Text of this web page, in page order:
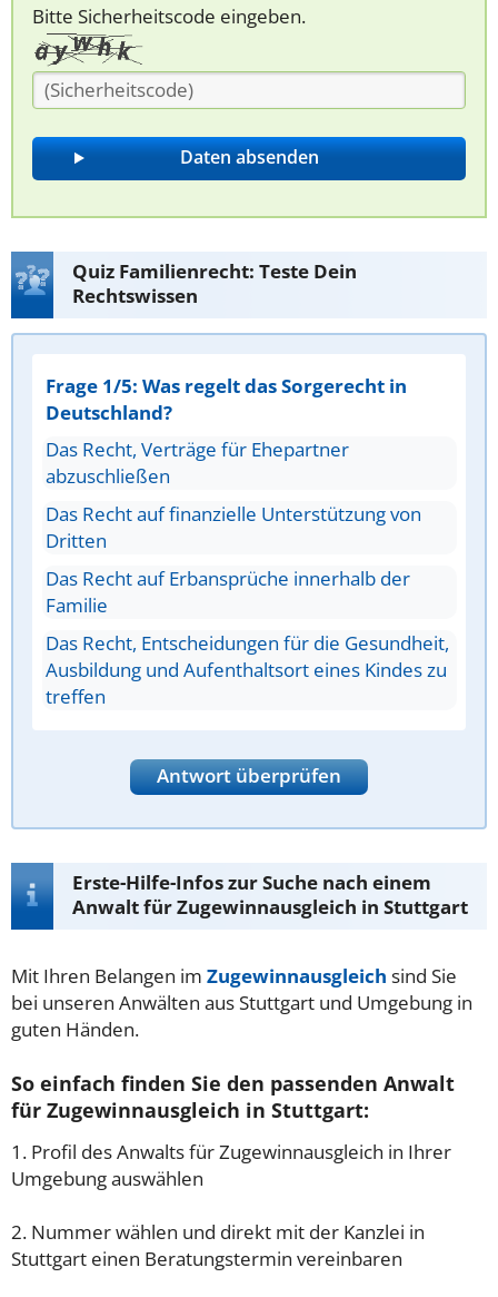
Bitte Sicherheitscode eingeben.
Quiz Familienrecht: Teste Dein
Rechtswissen
Frage 1/5: Was regelt das Sorgerecht in
Deutschland?
Das Recht, Verträge für Ehepartner
abzuschließen
Das Recht auf finanzielle Unterstützung von
Dritten
Das Recht auf Erbansprüche innerhalb der
Familie
Das Recht, Entscheidungen für die Gesundheit,
Ausbildung und Aufenthaltsort eines Kindes zu
treffen
Antwort überprüfen
Erste-Hilfe-Infos zur Suche nach einem
Anwalt für Zugewinnausgleich in Stuttgart
Mit Ihren Belangen im Zugewinnausgleich sind Sie
bei unseren Anwälten aus Stuttgart und Umgebung in
guten Händen.
So einfach finden Sie den passenden Anwalt
für Zugewinnausgleich in Stuttgart:
1. Profil des Anwalts für Zugewinnausgleich in Ihrer
Umgebung auswählen
2. Nummer wählen und direkt mit der Kanzlei in
Stuttgart einen Beratungstermin vereinbaren